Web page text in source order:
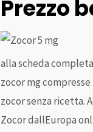
Prezzo
alla scheda
zocor mg
zocor senza ricetta.
Zocor dallEuropa